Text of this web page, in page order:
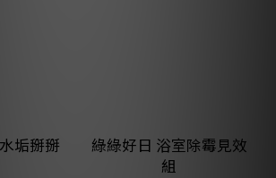
垢掰掰
綠綠好日 浴室除霉見效
組